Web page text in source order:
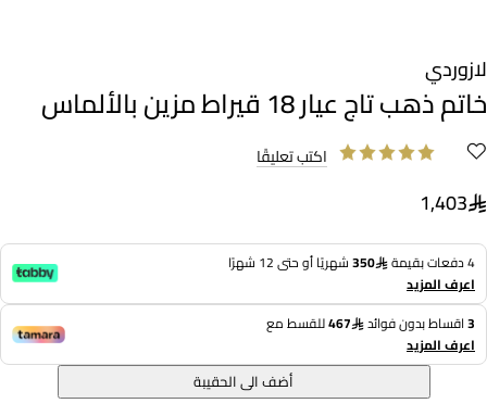
لازوردي
خاتم ذهب تاج عيار 18 قيراط مزين بالألماس
اكتب تعليقًا
1,403
4 دفعات بقيمة 350شهريًا أو حتى 12 شهرًا
اعرف المزيد
3اقساط بدون فوائد 467للقسط مع
اعرف المزيد
أضف الى الحقيبة